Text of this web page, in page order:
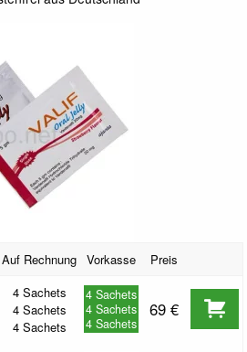
Auf Rechnung Vorkasse
Preis
4 Sachets
4 Sachets
4 Sachets
4 Sachets
4 Sachets
4 Sachets
69 €